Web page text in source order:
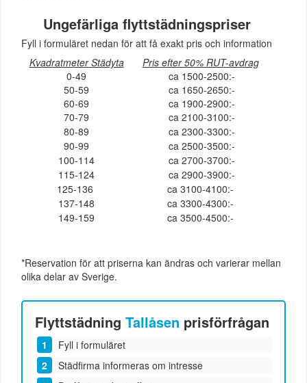
Ungefärliga flyttstädningspriser
Fyll i formuläret nedan för att få exakt pris och information
Kvadratmeter Städyta
Pris efter 50% RUT-avdrag
0-49
ca 1500-2500:-
50-59
ca 1650-2650:-
60-69
ca 1900-2900:-
70-79
ca 2100-3100:-
80-89
ca 2300-3300:-
90-99
ca 2500-3500:-
100-114
ca 2700-3700:-
115-124
ca 2900-3900:-
125-136
ca 3100-4100:-
137-148
ca 3300-4300:-
149-159
ca 3500-4500:-
*Reservation för att priserna kan ändras och varierar mellan
olika delar av Sverige.
FlyttstädningTallåsen prisförfrågan
Fyll i formuläret
Städfirma informeras om intresse